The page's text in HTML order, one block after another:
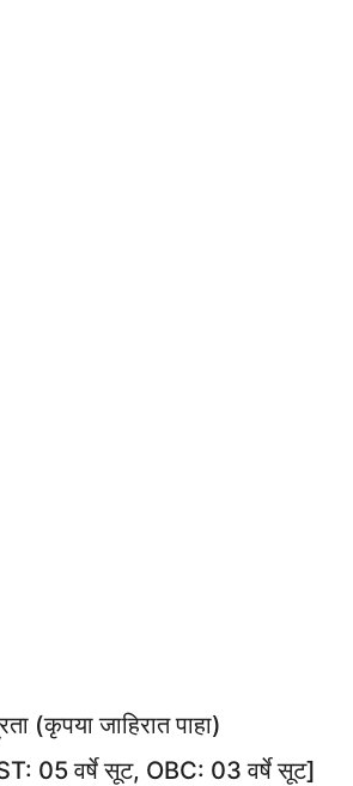
(कृपया जाहिरात पाहा)
05 वर्षे सूट, OBC: 03 वर्षे सूट]